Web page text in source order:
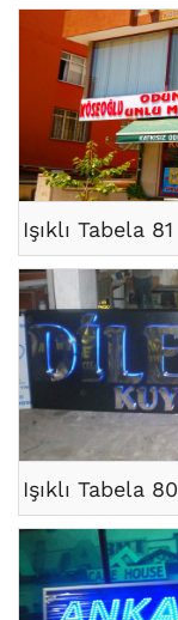
Işıklı Tabela 81
Işıklı Tabela 80